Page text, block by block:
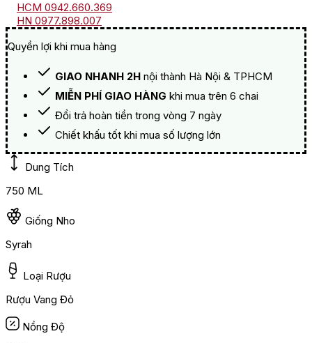
HCM 0942.660.369
HN 0977.898.007
Quyền lợi khi mua hàng
GIAO NHANH 2H nội thành Hà Nội & TPHCM
MIỄN PHÍ GIAO HÀNG khi mua trên 6 chai
Đổi trả hoàn tiền trong vòng 7 ngày
Chiết khấu tốt khi mua số lượng lớn
Dung Tích
750 ML
Giống Nho
Syrah
Loại Rượu
Rượu Vang Đỏ
Nồng Độ